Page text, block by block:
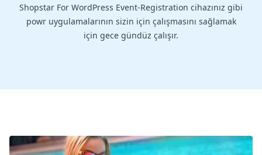
Shopstar For WordPress Event-Registration cihazınız gibi
powr uygulamalarının sizin için çalışmasını sağlamak
için gece gündüz çalışır.